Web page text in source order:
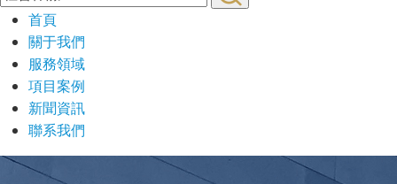
首頁
關于我們
服務領域
項目案例
新聞資訊
聯系我們